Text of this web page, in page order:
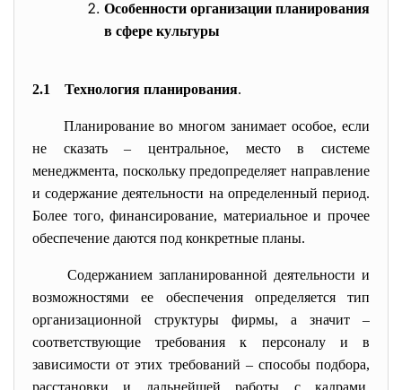
Особенности организации планирования
в сфере культуры
2.1 Технология планирования.
Планирование во многом занимает особое, если
не сказать – центральное, место в системе
менеджмента, поскольку предопределяет направление
и содержание деятельности на определенный период.
Более того, финансирование, материальное и прочее
обеспечение даются под конкретные планы.
Содержанием запланированной деятельности и
возможностями ее обеспечения определяется тип
организационной структуры фирмы, а значит –
соответствующие требования к персоналу и в
зависимости от этих требований – способы подбора,
расстановки и дальнейшей работы с кадрами,